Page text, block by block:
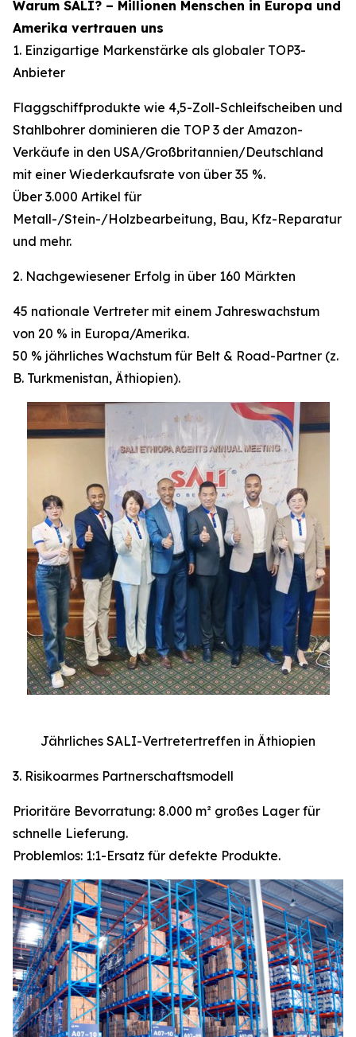
Warum SALI? – Millionen Menschen in Europa und
Amerika vertrauen uns
1. Einzigartige Markenstärke als globaler TOP3-
Anbieter
Flaggschiffprodukte wie 4,5-Zoll-Schleifscheiben und
Stahlbohrer dominieren die TOP 3 der Amazon-
Verkäufe in den USA/Großbritannien/Deutschland
mit einer Wiederkaufsrate von über 35 %.
Über 3.000 Artikel für
Metall-/Stein-/Holzbearbeitung, Bau, Kfz-Reparatur
und mehr.
2. Nachgewiesener Erfolg in über 160 Märkten
45 nationale Vertreter mit einem Jahreswachstum
von 20 % in Europa/Amerika.
50 % jährliches Wachstum für Belt & Road-Partner (z.
B. Turkmenistan, Äthiopien).
Jährliches SALI-Vertretertreffen in Äthiopien
3. Risikoarmes Partnerschaftsmodell
Prioritäre Bevorratung: 8.000 m² großes Lager für
schnelle Lieferung.
Problemlos: 1:1-Ersatz für defekte Produkte.